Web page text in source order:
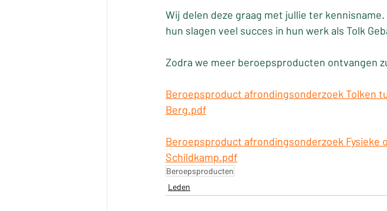
Wij delen deze graag met jullie ter
hun slagen veel succes in hun werk als Tolk
Zodra we meer beroepsproducten ontvangen
Beroepsproduct afrondingsonderzoek Tolken
Berg.pdf
Beroepsproduct afrondingsonderzoek Fysieke
Schildkamp.pdf
Beroepsproducten
Leden